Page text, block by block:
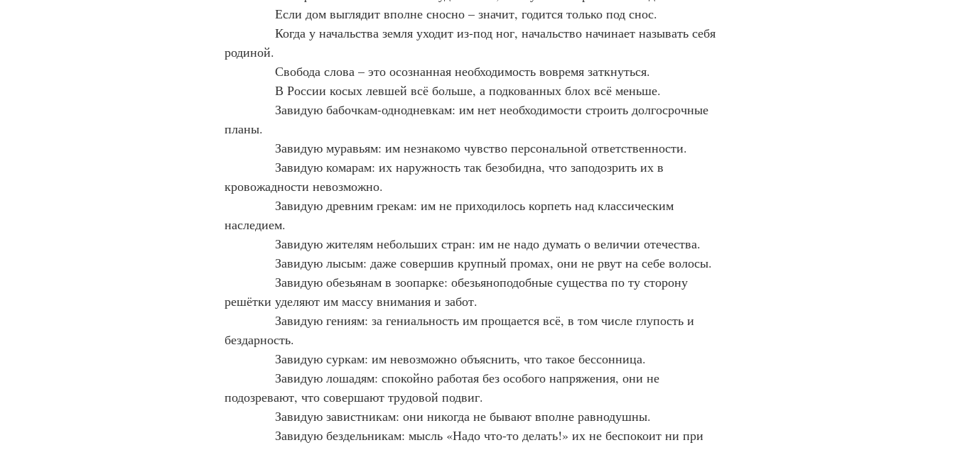
Если дом выглядит вполне сносно – значит, годится только под снос.
Когда у начальства земля уходит из-под ног, начальство начинает называть себя
родиной.
Свобода слова – это осознанная необходимость вовремя заткнуться.
В России косых левшей всё больше, а подкованных блох всё меньше.
Завидую бабочкам-однодневкам: им нет необходимости строить долгосрочные
планы.
Завидую муравьям: им незнакомо чувство персональной ответственности.
Завидую комарам: их наружность так безобидна, что заподозрить их в
кровожадности невозможно.
Завидую древним грекам: им не приходилось корпеть над классическим
наследием.
Завидую жителям небольших стран: им не надо думать о величии отечества.
Завидую лысым: даже совершив крупный промах, они не рвут на себе волосы.
Завидую обезьянам в зоопарке: обезьяноподобные существа по ту сторону
решётки уделяют им массу внимания и забот.
Завидую гениям: за гениальность им прощается всё, в том числе глупость и
бездарность.
Завидую суркам: им невозможно объяснить, что такое бессонница.
Завидую лошадям: спокойно работая без особого напряжения, они не
подозревают, что совершают трудовой подвиг.
Завидую завистникам: они никогда не бывают вполне равнодушны.
Завидую бездельникам: мысль «Надо что-то делать!» их не беспокоит ни при